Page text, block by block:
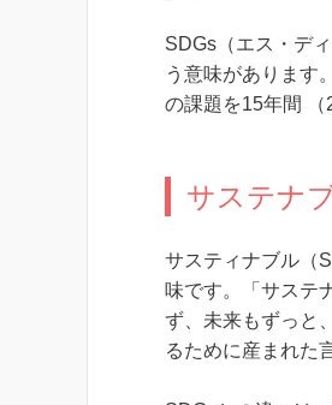
SDGs（エス・デ
う意味があります
の課題 を15年間
サステナ
サスティナブル（
味です。「サステ
ず、未来もずっと
るために産まれた